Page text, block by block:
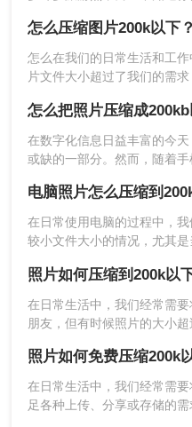
2、在弹出的WEB格式
【JPEG】-【低】，然
3、这是PS压缩后的图
储空间造成很大的压力。我
就可以缓解电脑的内存压力
道如何将照片压缩到200k以
怎么在我们的日常生活和工
片文件大小超过了我们的需
法，旨在将图片大小压缩到
在数字化信息日益丰富的今
或缺的一部分。然而，随着
挑战。为了解决这个问题，
积，例如200KB以下。那么
文将为您介绍几种实用的照
在日常使用电脑的过程中，
较小文件大小的情况，尤其
电脑照片怎么压缩到200k以
的方法和步骤，帮助您轻松
内。
在日常生活中，我们经常需
朋友，但有时候照片的大小
压缩到200K以下的方法。
在日常生活中，我们经常需
足各种上传、分享或存储的